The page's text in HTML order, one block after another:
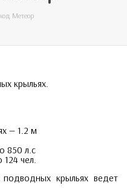
Метеор
крыльях.
— 1.2 м
850 л.с
чел.
крыльях ведет